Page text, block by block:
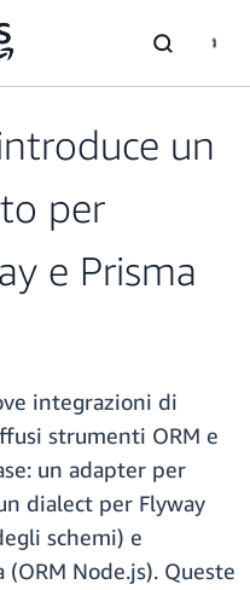
un
per
e Prisma
integrazioni di
strumenti ORM e
un adapter per
dialect per Flyway
schemi) e
Node.js). Queste